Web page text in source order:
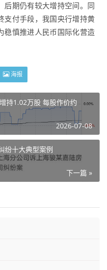
后期仍有较大增持空间。同
支付手段，我国央行增持黄
稳慎推进人民币国际化营造
海报
持1.02万股 每股作价约
2026-07-08
纷十大典型案例
下一篇 »